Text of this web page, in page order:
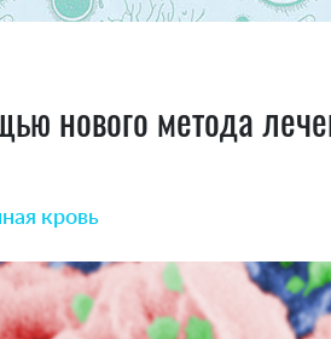
нового метода
кровь